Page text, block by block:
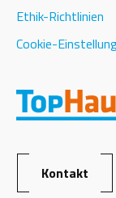
Ethik-Richtlinien
Cookie-
Kontakt